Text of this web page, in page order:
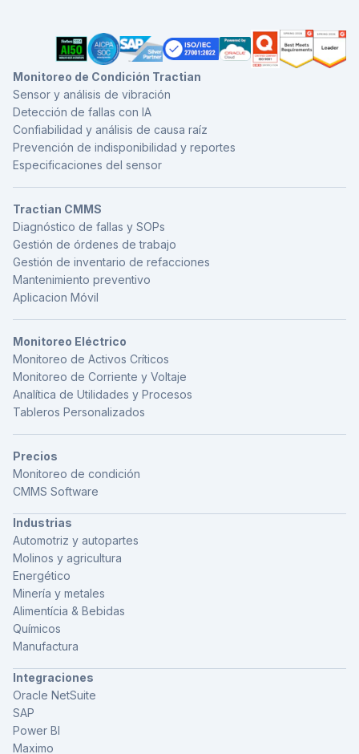
Monitoreo de Condición Tractian
Sensor y análisis de vibración
Detección de fallas con IA
Confiabilidad y análisis de causa raíz
Prevención de indisponibilidad y reportes
Especificaciones del sensor
Tractian CMMS
Diagnóstico de fallas y SOPs
Gestión de órdenes de trabajo
Gestión de inventario de refacciones
Mantenimiento preventivo
Aplicacion Móvil
Monitoreo Eléctrico
Monitoreo de Activos Críticos
Monitoreo de Corriente y Voltaje
Analítica de Utilidades y Procesos
Tableros Personalizados
Precios
Monitoreo de condición
CMMS Software
Industrias
Automotriz y autopartes
Molinos y agricultura
Energético
Minería y metales
Alimentícia & Bebidas
Químicos
Manufactura
Integraciones
Oracle NetSuite
SAP
Power BI
Maximo